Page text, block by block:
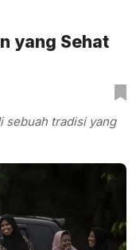
yang Sehat
sebuah tradisi yang